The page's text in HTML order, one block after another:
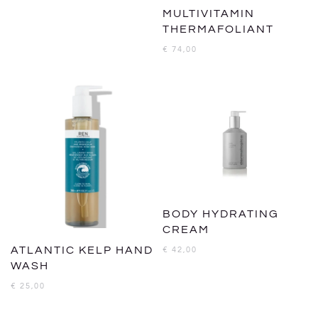
MULTIVITAMIN
THERMAFOLIANT
€ 74,00
ATLANTIC KELP HAND
WASH
€ 25,00
BODY HYDRATING
CREAM
€ 42,00